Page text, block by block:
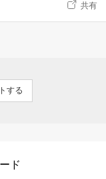
共有
する
ド